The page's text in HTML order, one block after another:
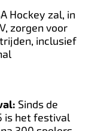
Hockey zal, in
zorgen voor
inclusief
Sinds de
is het festival